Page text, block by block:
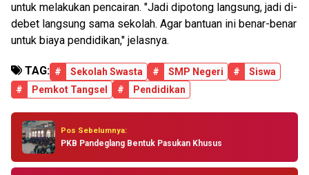
untuk melakukan pencairan. "Jadi dipotong langsung, jadi di-
debet langsung sama sekolah. Agar bantuan ini benar-benar
untuk biaya pendidikan," jelasnya.
TAG: # Sekolah Swasta # SMP Negeri #
Siswa
#
Pemkot Tangsel # Pendidikan
Pos Sebelumnya:
PKB Pandeglang Bentuk Pasukan Khusus